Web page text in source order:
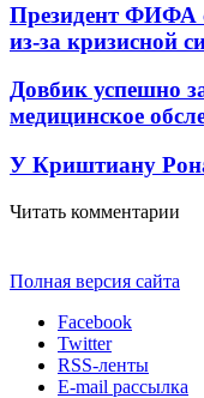
Президент ФИФА
из-за кризисной
Довбик успешно
медицинское
У Криштиану
Читать комментарии
Полная версия сайта
Facebook
Twitter
RSS-ленты
E-mail рассылка